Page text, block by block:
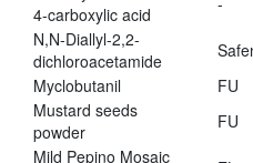
4-carboxylic acid
N,N-Diallyl-2,2-
dichloroacetamide
Myclobutanil
FU
Mustard seeds
powder
FU
Mild Pepino Mosaic